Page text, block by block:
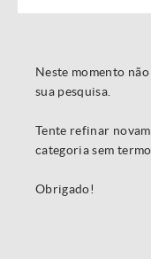
Neste momento
sua pesquisa.
Tente refinar
categoria sem
Obrigado!